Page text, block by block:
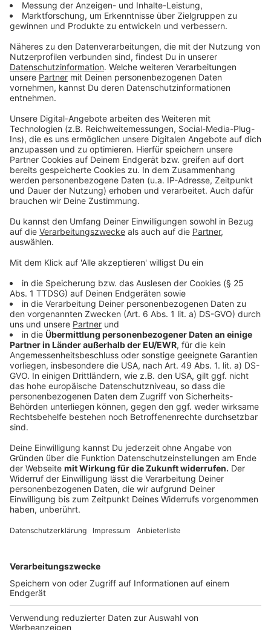
Kapitänin Carola Rackete persönlich mitverantwortlich.
Seine Weigerung, Städten die Aufnahme zusätzlicher
gebracht. Der «Rheinischen Post» sagte sie nun, es sei
nicht nur politisch eine Pflicht, dass die
Bundesregierung endlich handele, sondern auch
rechtlich geboten. «Die Genfer Flüchtlingskonvention
Grundwerten Europas ab.»
Anzeige
Rackete war am Wochenende mit der «Sea-Watch 3»
und 40 Migranten an Bord trotz Verbots der
italienischen Regierung in den Hafen von Lampedusa
gefahren und hatte dabei ein Schiff der Finanzpolizei
gestreift. Sie wurde festgenommen, der Vorwurf des
Widerstands gegen Vollstreckungsbeamte wurde aber
vom Gericht nicht bestätigt. Sie muss sich jedoch in
einem anderen Verfahren dem Vorwurf der Beihilfe zur
illegalen Migration stellen.
Anzeige
«Wir sind immer schnell bei der Hand, anderen Ländern
zu sagen, was sie falsch machen. Die Entscheidung,
was mit der Kapitänin passiert, muss die italienische
Justiz treffen», sagte Seehofer. «Der große Skandal
an diesem Fall ist doch, dass die Europäische Union in
der Flüchtlingspolitik katastrophal versagt hat. Es
steht außer Frage, dass Menschen vor dem Ertrinken
gerettet werden müssen. Das ist eine christliche
Pflicht. (...) Aber wir können das Problem nicht alleine
lösen.»
Anzeige
Anzeige